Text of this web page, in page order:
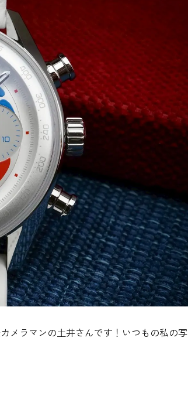
メラマンの土井さんです！いつもの私の写